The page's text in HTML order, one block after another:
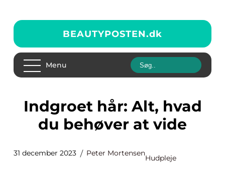
BEAUTYPOSTEN.dk
Menu
Indgroet hår: Alt, hvad
du behøver at vide
31 december 2023 Peter Mortensen
Hudpleje